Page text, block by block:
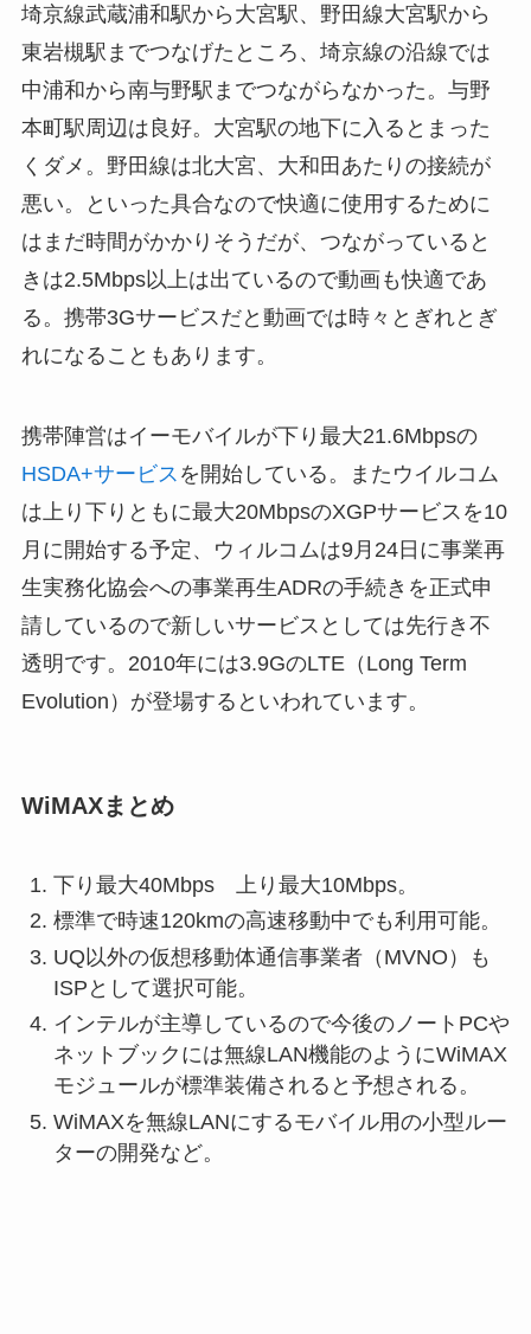
埼京線武蔵浦和駅から大宮駅、野田線大宮駅から
東岩槻駅までつなげたところ、埼京線の沿線では
中浦和から南与野駅までつながらなかった。与野
本町駅周辺は良好。大宮駅の地下に入るとまった
くダメ。野田線は北大宮、大和田あたりの接続が
悪い。といった具合なので快適に使用するために
はまだ時間がかかりそうだが、つながっていると
きは2.5Mbps以上は出ているので動画も快適であ
る。携帯3Gサービスだと動画では時々とぎれとぎ
れになることもあります。
携帯陣営はイーモバイルが下り最大21.6Mbpsの
HSDA+サービス を開始している。またウイルコム
は上り下りともに最大20MbpsのXGPサービスを10
月に開始する予定、ウィルコムは9月24日に事業再
生実務化協会への事業再生ADRの手続きを正式申
請しているので新しいサービスとしては先行き不
透明です。2010年には3.9GのLTE（Long Term
Evolution）が登場するといわれています。
WiMAXまとめ
下り最大40Mbps 上り最大10Mbps。
標準で時速120kmの高速移動中でも利用可能。
UQ以外の仮想移動体通信事業者（MVNO）も
ISPとして選択可能。
インテルが主導しているので今後のノートPCや
ネットブックには無線LAN機能のようにWiMAX
モジュールが標準装備されると予想される。
WiMAXを無線LANにするモバイル用の小型ルー
ターの開発など。